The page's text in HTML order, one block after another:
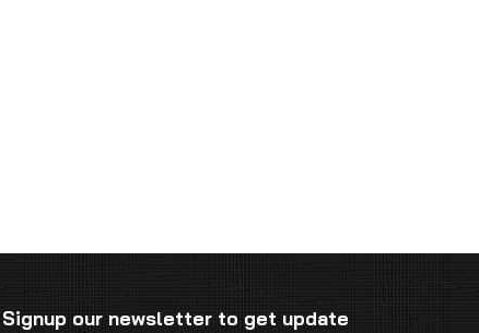
Signup our newsletter to get update